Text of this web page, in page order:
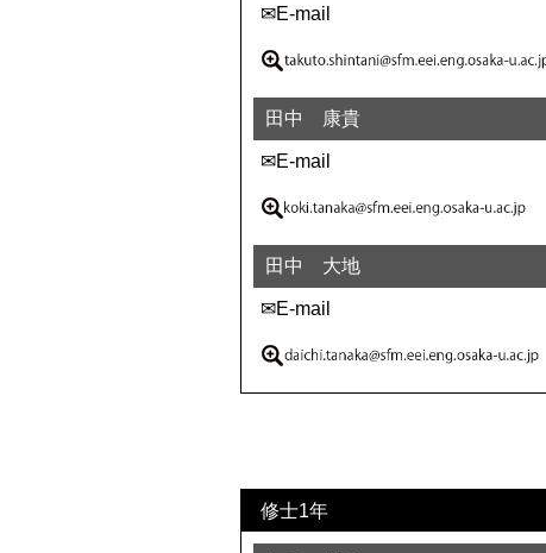
✉E-mail
田中 康貴
✉E-mail
田中 大地
✉E-mail
修士1年